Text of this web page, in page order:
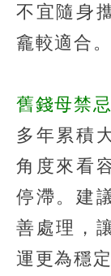
不宜隨身
龕較適合。
舊錢母禁
多年累積
角度來看
停滯。建
善處理，
運更為穩定